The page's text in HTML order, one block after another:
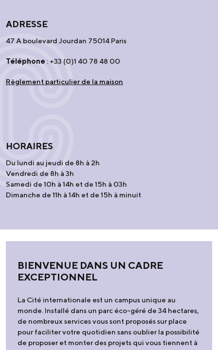
ADRESSE
47 A boulevard Jourdan 75014 Paris
Téléphone : +33 (0)1 40 78 48 00
Règlement particulier de la maison
HORAIRES
Du lundi au jeudi de 8h à 2h
Vendredi de 8h à 3h
Samedi de 10h à 14h et de 15h à 03h
Dimanche de 11h à 14h et de 15h à minuit
BIENVENUE DANS UN CADRE
EXCEPTIONNEL
La Cité internationale est un campus unique au
monde. Installé dans un parc éco-géré de 34 hectares,
de nombreux services vous sont proposés sur place
pour faciliter votre quotidien sans oublier la possibilité
de proposer et monter des projets qui vous tiennent à